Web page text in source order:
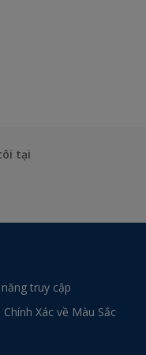
tại
năng truy cập
Chính Xác về Màu Sắc